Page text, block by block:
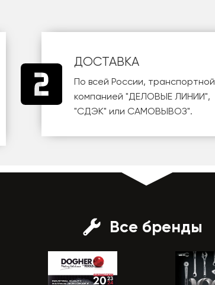
ДОСТАВКА
По всей России, транспортной
компанией"ДЕЛОВЫЕ ЛИНИИ",
"СДЭК" или САМОВЫВОЗ".
Все бренды